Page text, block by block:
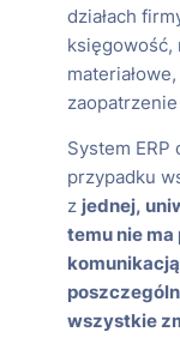
działach
księgowość,
System
przypadku
z jednej,
temu nie
wszystkie